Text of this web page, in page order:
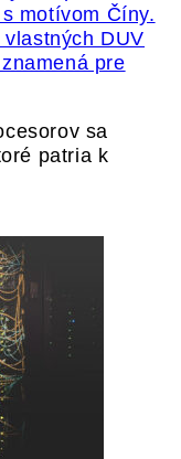
DUV
pre
sa
patria k